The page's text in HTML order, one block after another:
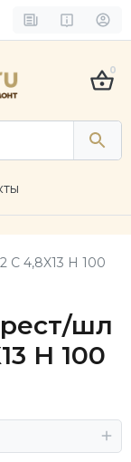
0
4,8X13 H 100
шл
H 100